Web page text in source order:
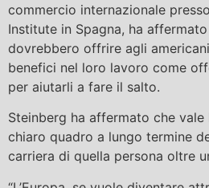
commercio internazionale
Institute in Spagna, ha
dovrebbero offrire agli
benefici nel loro lavoro come
per aiutarli a fare il salto.
Steinberg ha affermato che vale
chiaro quadro a lungo termine
carriera di quella persona oltre